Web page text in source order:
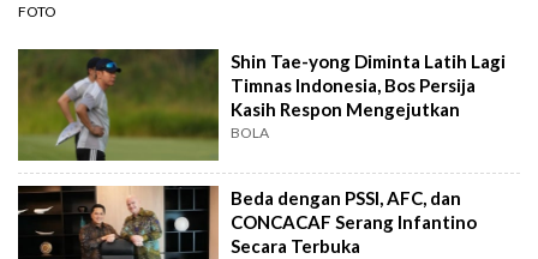
FOTO
Shin Tae-yong Diminta Latih Lagi
Timnas Indonesia, Bos Persija
Kasih Respon Mengejutkan
BOLA
Beda dengan PSSI, AFC, dan
CONCACAF Serang Infantino
Secara Terbuka